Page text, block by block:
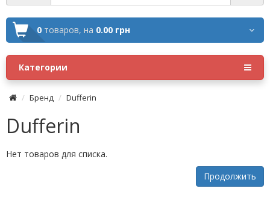
0 товаров, на 0.00 грн
Категории
Бренд Dufferin
Dufferin
Нет товаров для списка.
Продолжить